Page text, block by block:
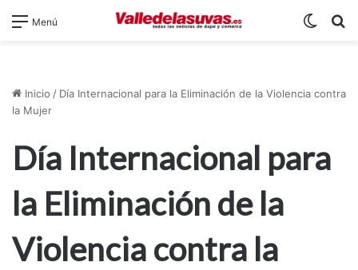
Menú
Inicio / Día Internacional para la Eliminación de la Violencia contra
la Mujer
Día Internacional para
la Eliminación de la
Violencia contra la